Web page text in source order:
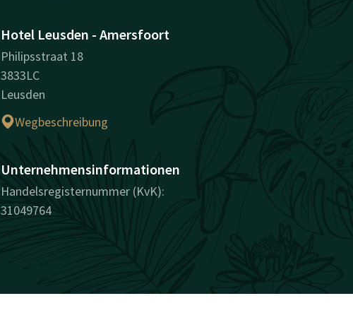
Hotel Leusden - Amersfoort
Philipsstraat 18
3833LC
Leusden
Wegbeschreibung
Unternehmensinformationen
Handelsregisternummer (KvK):
31049764